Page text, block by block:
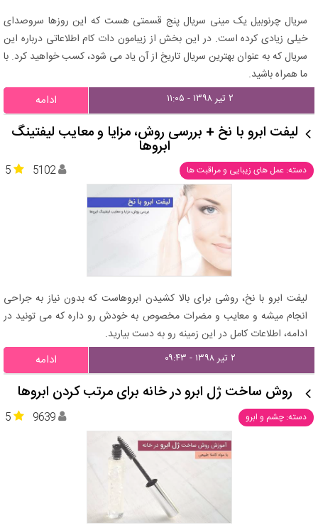
سریال چرنوبیل یک مینی سریال پنج قسمتی هست که این روزها سروصدای
خیلی زیادی کرده است. در این بخش از زیبامون دات کام اطلاعاتی درباره این
سریال که به عنوان بهترین سریال تاریخ از آن یاد می شود، کسب خواهید کرد. با
ما همراه باشید.
۲ تیر ۱۳۹۸ - ۱۱:۰۵ ادامه
لیفت ابرو با نخ + بررسی روش، مزایا و معایب لیفتینگ
ابروها
دسته: عمل های زیبایی و مراقبت ها 5 5102
لیفت ابرو با نخ، روشی برای بالا کشیدن ابروهاست که بدون نیاز به جراحی
انجام میشه و معایب و مضرات مخصوص به خودش رو داره که می تونید در
ادامه، اطلاعات کامل در این زمینه رو به دست بیارید.
۲ تیر ۱۳۹۸ - ۰۹:۴۳ ادامه
روش ساخت ژل ابرو در خانه برای مرتب کردن ابروها
دسته: چشم و ابرو 5 9639